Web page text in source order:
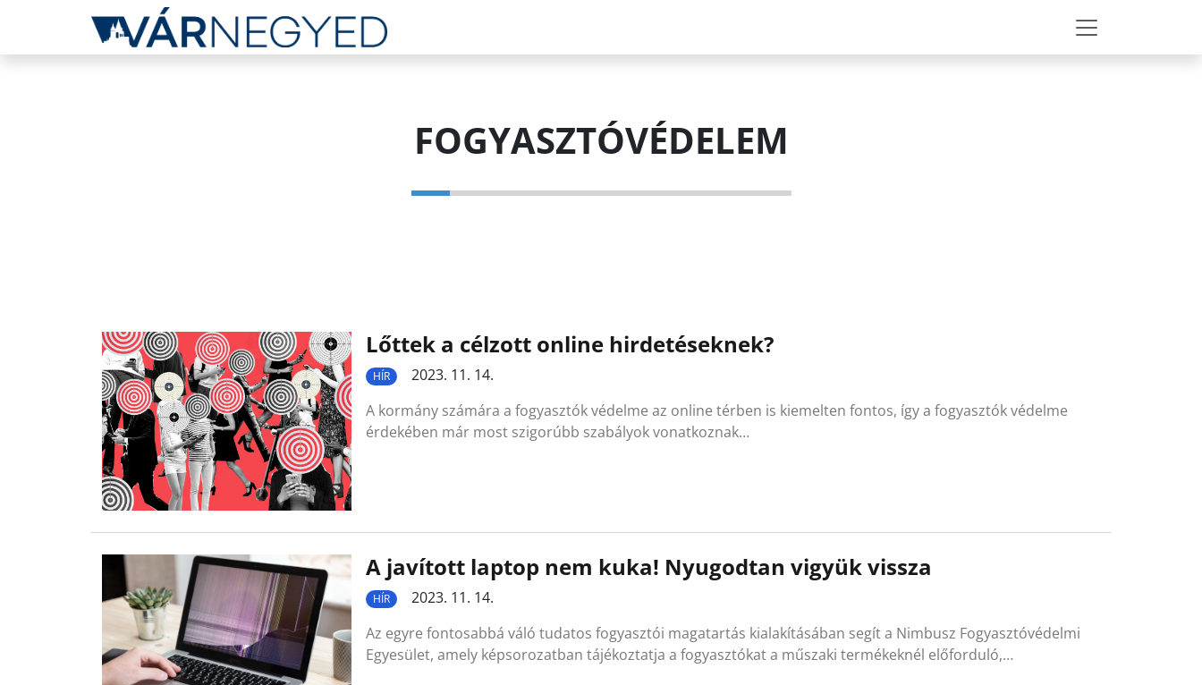
FOGYASZTÓVÉDELEM
Lőttek a célzott online hirdetéseknek?
HÍR
2023. 11. 14.
A kormány számára a fogyasztók védelme az online térben is kiemelten fontos, így a fogyasztók védelme
érdekében már most szigorúbb szabályok vonatkoznak…
A javított laptop nem kuka! Nyugodtan vigyük vissza
HÍR
2023. 11. 14.
Az egyre fontosabbá váló tudatos fogyasztói magatartás kialakításában segít a Nimbusz Fogyasztóvédelmi
Egyesület, amely képsorozatban tájékoztatja a fogyasztókat a műszaki termékeknél előforduló,…